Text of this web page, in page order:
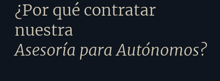
¿Por qué contratar
nuestra
Asesoría para Autónomos?